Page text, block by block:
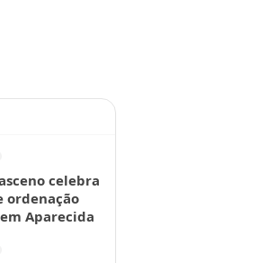
celebra
ordenação
Aparecida